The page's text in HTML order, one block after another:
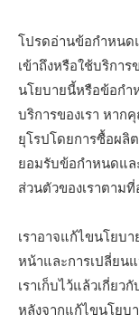
โปรดอ่านข้อกำหนด
เข้าถึงหรือใช้บริกา
นโยบายนี้หรือข้อกำ
บริการของเรา หาก
ยุโรปโดยการซื้อผลิ
ยอมรับข้อกำหนดแล
ส่วนตัวของเราตาม
เราอาจแก้ไขนโยบ
หน้าและการเปลี่ยน
เราเก็บไว้แล้วเกี่ย
หลังจากแก้ไขนโยบา